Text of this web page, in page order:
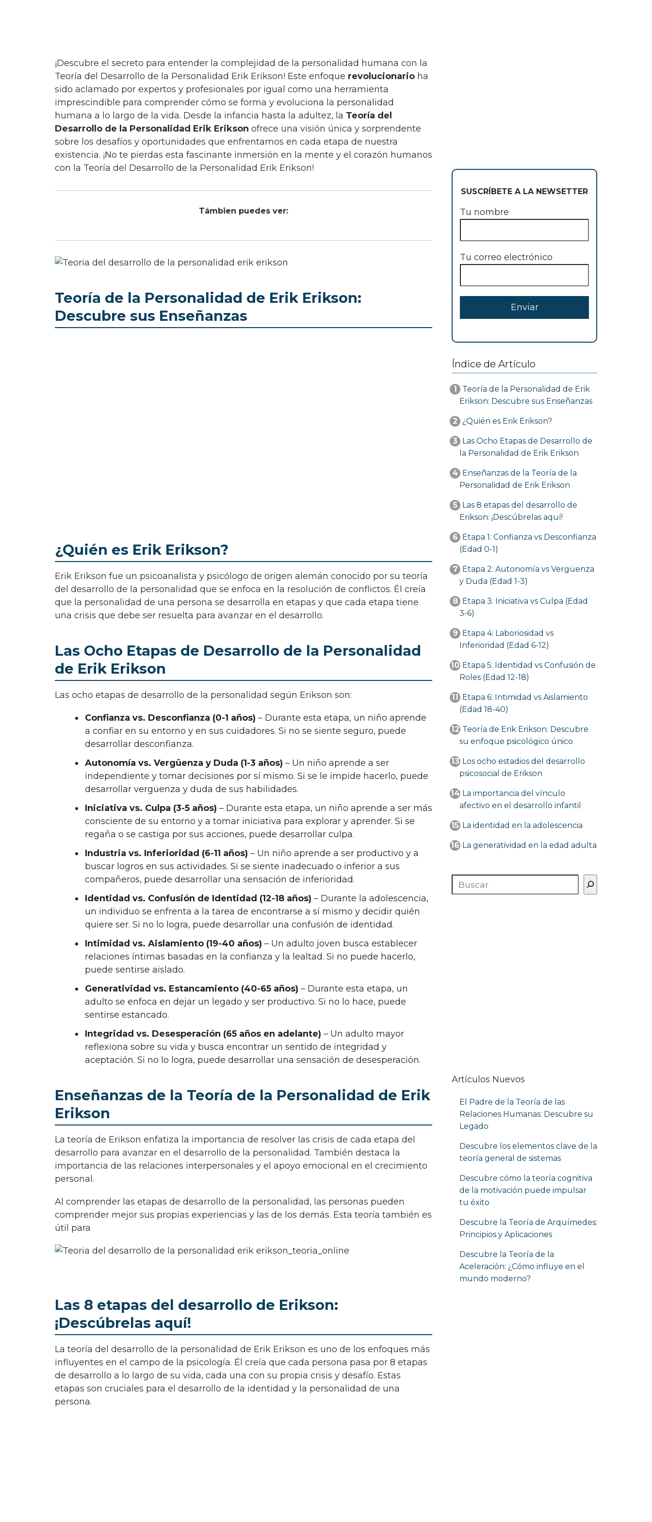
¡Descubre el secreto para entender la complejidad de la personalidad humana con la
Teoría del Desarrollo de la Personalidad Erik Erikson! Este enfoque revolucionario ha
sido aclamado por expertos y profesionales por igual como una herramienta
imprescindible para comprender cómo se forma y evoluciona la personalidad
humana a lo largo de la vida. Desde la infancia hasta la adultez, la Teoría del
Desarrollo de la Personalidad Erik Erikson ofrece una visión única y sorprendente
sobre los desafíos y oportunidades que enfrentamos en cada etapa de nuestra
existencia. ¡No te pierdas esta fascinante inmersión en la mente y el corazón humanos
con la Teoría del Desarrollo de la Personalidad Erik Erikson!
Támbien puedes ver:
Teoría de la Personalidad de Erik Erikson:
Descubre sus Enseñanzas
¿Quién es Erik Erikson?
Erik Erikson fue un psicoanalista y psicólogo de origen alemán conocido por su teoría
del desarrollo de la personalidad que se enfoca en la resolución de conflictos. Él creía
que la personalidad de una persona se desarrolla en etapas y que cada etapa tiene
una crisis que debe ser resuelta para avanzar en el desarrollo.
Las Ocho Etapas de Desarrollo de la Personalidad
de Erik Erikson
Las ocho etapas de desarrollo de la personalidad según Erikson son:
Confianza vs. Desconfianza (0-1 años) – Durante esta etapa, un niño aprende
a confiar en su entorno y en sus cuidadores. Si no se siente seguro, puede
desarrollar desconfianza.
Autonomía vs. Vergüenza y Duda (1-3 años) – Un niño aprende a ser
independiente y tomar decisiones por sí mismo. Si se le impide hacerlo, puede
desarrollar vergüenza y duda de sus habilidades.
Iniciativa vs. Culpa (3-5 años) – Durante esta etapa, un niño aprende a ser más
consciente de su entorno y a tomar iniciativa para explorar y aprender. Si se
regaña o se castiga por sus acciones, puede desarrollar culpa.
Industria vs. Inferioridad (6-11 años) – Un niño aprende a ser productivo y a
buscar logros en sus actividades. Si se siente inadecuado o inferior a sus
compañeros, puede desarrollar una sensación de inferioridad.
Identidad vs. Confusión de Identidad (12-18 años) – Durante la adolescencia,
un individuo se enfrenta a la tarea de encontrarse a sí mismo y decidir quién
quiere ser. Si no lo logra, puede desarrollar una confusión de identidad.
Intimidad vs. Aislamiento (19-40 años) – Un adulto joven busca establecer
relaciones íntimas basadas en la confianza y la lealtad. Si no puede hacerlo,
puede sentirse aislado.
Generatividad vs. Estancamiento (40-65 años) – Durante esta etapa, un
adulto se enfoca en dejar un legado y ser productivo. Si no lo hace, puede
sentirse estancado.
Integridad vs. Desesperación (65 años en adelante) – Un adulto mayor
reflexiona sobre su vida y busca encontrar un sentido de integridad y
aceptación. Si no lo logra, puede desarrollar una sensación de desesperación.
Enseñanzas de la Teoría de la Personalidad de Erik
Erikson
La teoría de Erikson enfatiza la importancia de resolver las crisis de cada etapa del
desarrollo para avanzar en el desarrollo de la personalidad. También destaca la
importancia de las relaciones interpersonales y el apoyo emocional en el crecimiento
personal.
Al comprender las etapas de desarrollo de la personalidad, las personas pueden
comprender mejor sus propias experiencias y las de los demás. Esta teoría también es
útil para
Las 8 etapas del desarrollo de Erikson:
¡Descúbrelas aquí!
La teoría del desarrollo de la personalidad de Erik Erikson es uno de los enfoques más
influyentes en el campo de la psicología. Él creía que cada persona pasa por 8 etapas
de desarrollo a lo largo de su vida, cada una con su propia crisis y desafío. Estas
etapas son cruciales para el desarrollo de la identidad y la personalidad de una
persona.
SUSCRÍBETE A LA NEWSETTER
Tu nombre
Tu correo electrónico
Índice de Artículo
1
Teoría de la Personalidad de Erik
Erikson: Descubre sus Enseñanzas
2 ¿Quién es Erik Erikson?
3 Las Ocho Etapas de Desarrollo de
la Personalidad de Erik Erikson
4 Enseñanzas de la Teoría de la
Personalidad de Erik Erikson
5
Las 8 etapas del desarrollo de
Erikson: ¡Descúbrelas aquí!
6 Etapa 1: Confianza vs Desconfianza
(Edad 0-1)
7 Etapa 2: Autonomía vs Vergüenza
y Duda (Edad 1-3)
8 Etapa 3: Iniciativa vs Culpa (Edad
3-6)
9 Etapa 4: Laboriosidad vs
Inferioridad (Edad 6-12)
10 Etapa 5: Identidad vs Confusión de
Roles (Edad 12-18)
11 Etapa 6: Intimidad vs Aislamiento
(Edad 18-40)
12 Teoría de Erik Erikson: Descubre
su enfoque psicológico único
13 Los ocho estadios del desarrollo
psicosocial de Erikson
14 La importancia del vínculo
afectivo en el desarrollo infantil
15 La identidad en la adolescencia
16 La generatividad en la edad adulta
Buscar
Artículos Nuevos
El Padre de la Teoría de las
Relaciones Humanas: Descubre su
Legado
Descubre los elementos clave de la
teoría general de sistemas
Descubre cómo la teoría cognitiva
de la motivación puede impulsar
tu éxito
Descubre la Teoría de Arquímedes:
Principios y Aplicaciones
Descubre la Teoría de la
Aceleración: ¿Cómo influye en el
mundo moderno?